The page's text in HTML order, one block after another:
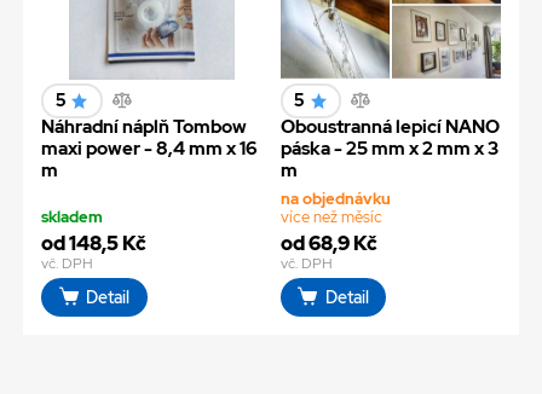
5
Náhradní náplň Tombow
maxi power - 8,4 mm x 16
m
skladem
od 148,5 Kč
vč. DPH
Detail
5
Oboustranná lepicí NANO
páska - 25 mm x 2 mm x 3
m
na objednávku
více než měsíc
od 68,9 Kč
vč. DPH
Detail